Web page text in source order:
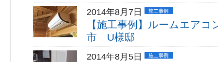
2014年8月7日
【施工事例】ルームエア
市 U様邸
2014年8月5日